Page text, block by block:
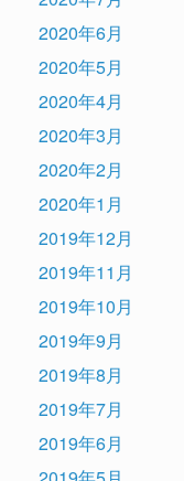
2020年6月
2020年5月
2020年4月
2020年3月
2020年2月
2020年1月
2019年12月
2019年11月
2019年10月
2019年9月
2019年8月
2019年7月
2019年6月